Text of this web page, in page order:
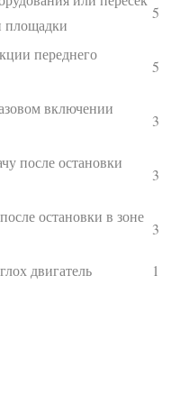
площадки
5
переднего
5
включении
3
после остановки
3
остановки в зоне
3
двигатель 1